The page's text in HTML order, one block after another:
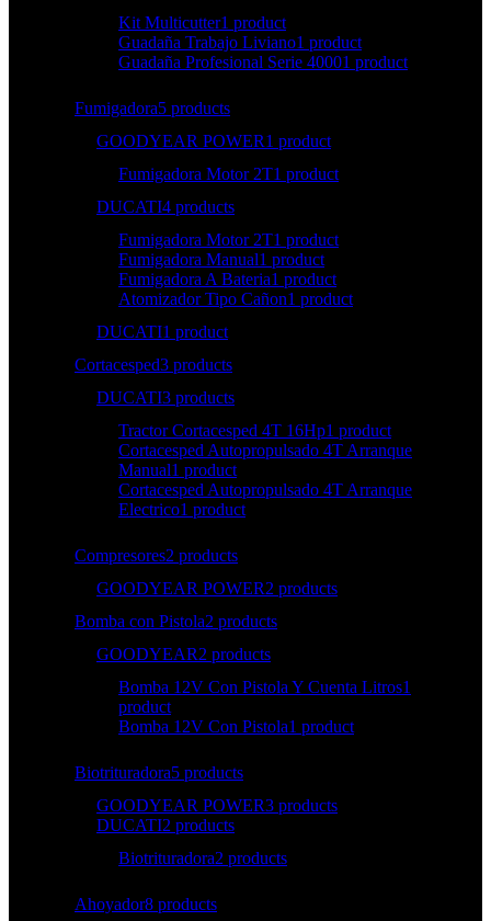
Kit Multicutter1 product
Guadaña Trabajo Liviano1 product
Guadaña Profesional Serie 40001 product
Fumigadora5 products
GOODYEAR POWER1 product
Fumigadora Motor 2T1 product
DUCATI4 products
Fumigadora Motor 2T1 product
Fumigadora Manual1 product
Fumigadora A Bateria1 product
Atomizador Tipo Cañon1 product
DUCATI1 product
Cortacesped3 products
DUCATI3 products
Tractor Cortacesped 4T 16Hp1 product
Cortacesped Autopropulsado 4T Arranque
Manual1 product
Cortacesped Autopropulsado 4T Arranque
Electrico1 product
Compresores2 products
GOODYEAR POWER2 products
Bomba con Pistola2 products
GOODYEAR2 products
Bomba 12V Con Pistola Y Cuenta Litros1
product
Bomba 12V Con Pistola1 product
Biotrituradora5 products
GOODYEAR POWER3 products
DUCATI2 products
Biotrituradora2 products
Ahoyador8 products